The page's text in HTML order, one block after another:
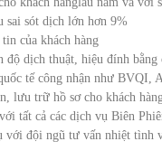
sai sót dịch lớn hơn 9%
của khách hàng
độ dịch thuật, hiệu đính
tế công nhận như BVQI,
lưu trữ hồ sơ cho khách
tất cả các dịch vụ Biên
với đội ngũ tư vấn nhiệt tình